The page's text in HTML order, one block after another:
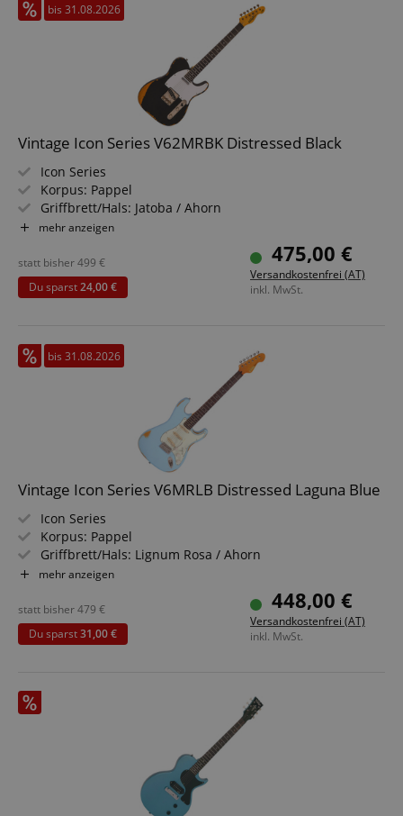
bis 31.08.2026
Vintage Icon Series V62MRBK Distressed Black
Icon Series
Korpus: Pappel
Griffbrett/Hals: Jatoba / Ahorn
Tonabnehmer: Wilkinson Single Coil WVTN & WVTB
mehr anzeigen
475,00 €
Versandkostenfrei (AT)
inkl. MwSt.
statt bisher499 €
Du sparst24,00 €
bis 31.08.2026
Vintage Icon Series V6MRLB Distressed Laguna Blue
Icon Series
Korpus: Pappel
Griffbrett/Hals: Lignum Rosa / Ahorn
Tonabnehmer: 3 x Wilkinson Single Coil WVS
Farbe & Finish: Distressed Laguna Blue, Gloss
mehr anzeigen
448,00 €
Versandkostenfrei (AT)
inkl. MwSt.
statt bisher479 €
Du sparst31,00 €